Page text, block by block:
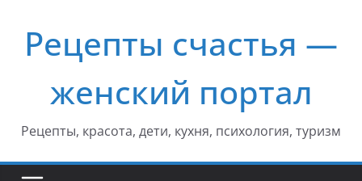
содержимому
Рецепты счастья —
женский портал
Рецепты, красота, дети, кухня, психология, туризм